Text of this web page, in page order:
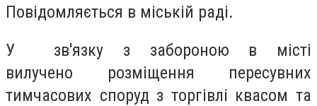
Повідомляється в міській раді.
У зв'язку з забороною в місті
вилучено розміщення пересувних
тимчасових споруд з торгівлі квасом та